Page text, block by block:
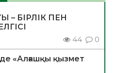
– БІРЛІК ПЕН
44 0
«Алғашқы қызмет